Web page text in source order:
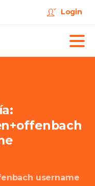
Login
username